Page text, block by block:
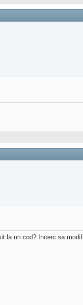
la un cod? Incerc sa